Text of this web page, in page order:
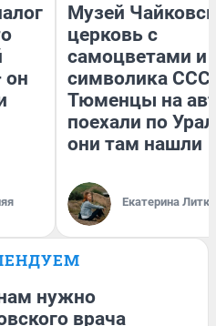
он
Музей
церковь с
самоцветами и
символика
Тюменцы на
поехали по
они там нашли
Екатерина
нужно
врача